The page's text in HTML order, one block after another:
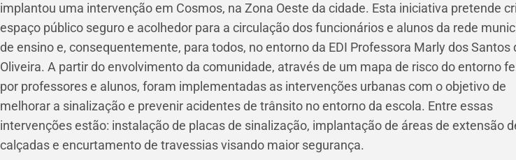
implantou uma intervenção em Cosmos, na Zona Oeste da cidade. Esta iniciativa pretende
espaço público seguro e acolhedor para a circulação dos funcionários e alunos da rede
de ensino e, consequentemente, para todos, no entorno da EDI Professora Marly dos Santos
Oliveira. A partir do envolvimento da comunidade, através de um mapa de risco do entorno
por professores e alunos, foram implementadas as intervenções urbanas com o objetivo de
melhorar a sinalização e prevenir acidentes de trânsito no entorno da escola. Entre essas
intervenções estão: instalação de placas de sinalização, implantação de áreas de extensão
calçadas e encurtamento de travessias visando maior segurança.